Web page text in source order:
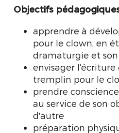
Objectifs
apprendre à
pour le clown, en
dramaturgie et
envisager
tremplin pour le
prendre
au service de son
d'autre
préparation